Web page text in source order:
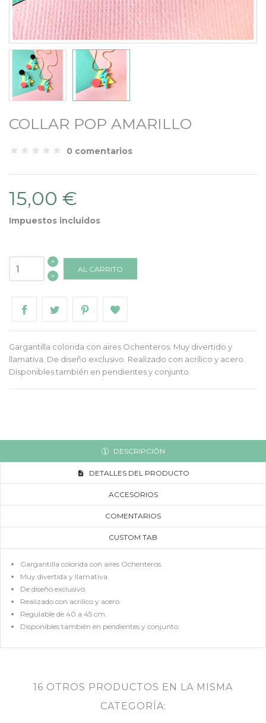
COLLAR POP AMARILLO
0 comentarios
15,00 €
Impuestos incluidos
AL CARRITO
Gargantilla colorida con aires Ochenteros. Muy divertido y
llamativa. De diseño exclusivo. Realizado con acrílico y acero.
Disponibles también en pendientes y conjunto.
DESCRIPCIÓN
DETALLES DEL PRODUCTO
ACCESORIOS
COMENTARIOS
CUSTOM TAB
Gargantilla colorida con aires Ochenteros.
Muy divertida y llamativa.
De diseño exclusivo.
Realizado con acrílico y acero.
Regulable de 40 a 45 cm.
Disponibles también en pendientes y conjunto.
16 OTROS PRODUCTOS EN LA MISMA
CATEGORÍA: